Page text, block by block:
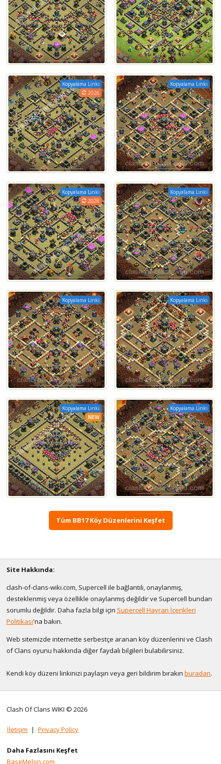
Kopyalama Linki
2026
Kopyalama Linki
Kopyalama Linki
2026
Kopyalama Linki
Kopyalama Linki Kopyalama Linki
Kopyalama Linki
NEW
Kopyalama Linki
Tüm BB17 Köy Düzenlerini Keşfet
Site Hakkında:
clash-of-clans-wiki.com, Supercell ile bağlantılı, onaylanmış,
desteklenmiş veya özellikle onaylanmış değildir ve Supercell bundan
sorumlu değildir. Daha fazla bilgi için Supercell Hayran İçerikleri
Politikası'na bakın.
Web sitemizde internette serbestçe aranan köy düzenlerini ve Clash
of Clans oyunu hakkında diğer faydalı bilgileri bulabilirsiniz.
Kendi köy düzeni linkinizi paylaşın veya geri bildirim bırakın buradan.
Clash Of Clans WIKI © 2026
İletişim | Privacy Policy
Daha Fazlasını Keşfet
BaseMelon.com